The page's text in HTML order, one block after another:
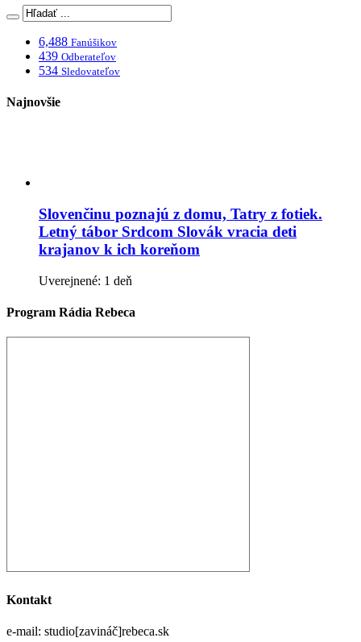
6,488 Fanúšikov
439 Odberateľov
534 Sledovateľov
Najnovšie
Slovenčinu poznajú z domu, Tatry z fotiek.
Letný tábor Srdcom Slovák vracia deti
krajanov k ich koreňom
Uverejnené: 1 deň
Program Rádia Rebeca
Kontakt
e-mail: studio[zavináč]rebeca.sk